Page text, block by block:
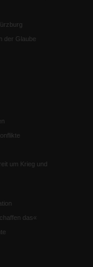
der Glaube
um Krieg und
das«